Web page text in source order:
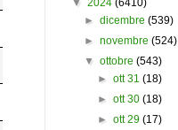
▼ 2024 (6410)
►dicembre (539)
►novembre (524)
▼ ottobre (543)
► ott 31 (18)
► ott 30 (18)
► ott 29 (17)